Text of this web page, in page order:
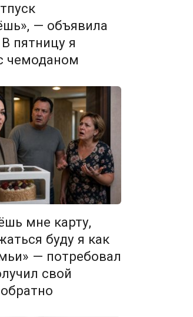
— объявила
пятницу я
чемоданом
мне карту,
буду я как
— потребовал
свой